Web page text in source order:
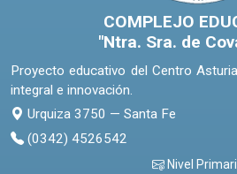
COMPLEJO
"Ntra. Sra. de
Proyecto educativo del Centro
integral e innovación.
Urquiza 3750 — Santa Fe
(0342) 4526542
Nivel